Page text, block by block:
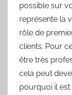
possible sur
représente la
rôle de
clients. Pour
être très
cela peut
pourquoi il